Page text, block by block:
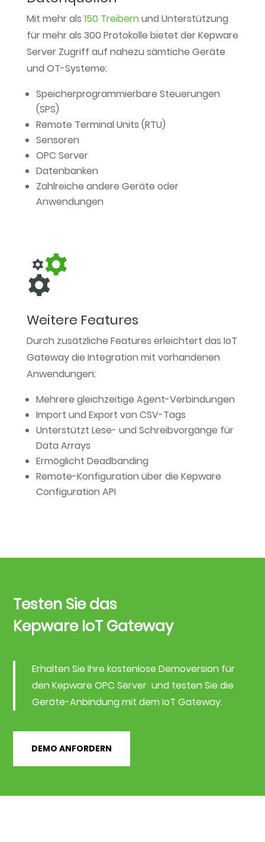
Mit mehr als 150 Treibernund Unterstützung
für mehr als 300 Protokolle bietet der Kepware
Server Zugriff auf nahezu sämtiche Geräte
und OT-Systeme:
Speicherprogrammierbare Steuerungen
(SPS)
Remote Terminal Units (RTU)
Sensoren
OPC Server
Datenbanken
Zahlreiche andere Geräte oder
Anwendungen
Weitere Features
Durch zusätzliche Features erleichtert das IoT
Gateway die Integration mit vorhandenen
Anwendungen:
Mehrere gleichzeitige Agent-Verbindungen
Import und Export von CSV-Tags
Unterstützt Lese- und Schreibvorgänge für
Data Arrays
Ermöglicht Deadbanding
Remote-Konfiguration über die Kepware
Configuration API
Testen Sie das
Kepware IoT Gateway
Erhalten Sie Ihre kostenlose Demoversion für
den Kepware OPC Server und testen Sie die
Geräte-Anbindung mit dem IoT Gateway.
DEMO ANFORDERN